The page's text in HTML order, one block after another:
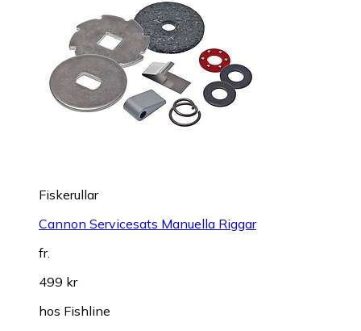
Fiskerullar
Cannon Servicesats Manuella Riggar
fr.
499 kr
hos Fishline